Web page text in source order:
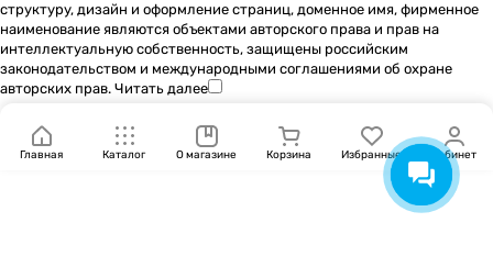
структуру, дизайн и оформление страниц, доменное имя, фирменное
наименование являются объектами авторского права и прав на
интеллектуальную собственность, защищены российским
законодательством и международными соглашениями об охране
авторских прав. Читать далее
Главная Каталог О магазине Корзина Избранные Кабинет